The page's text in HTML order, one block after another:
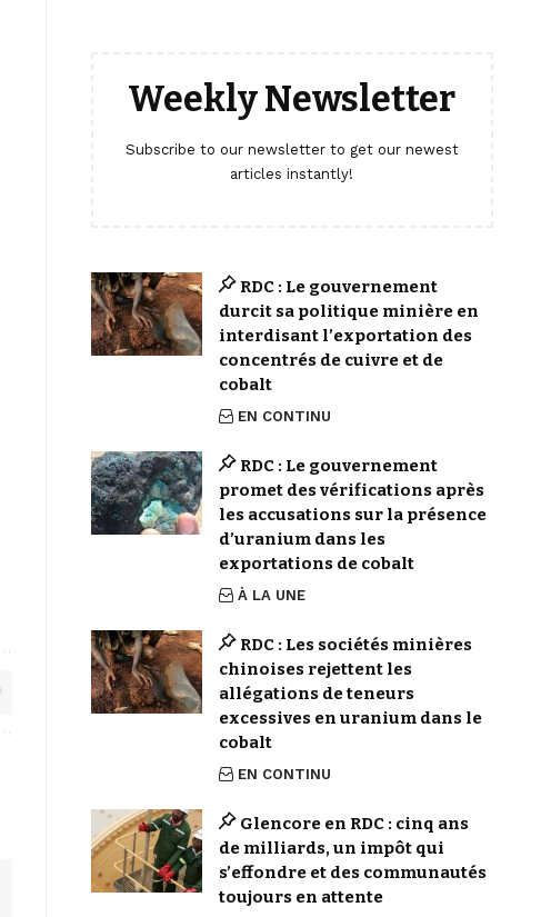
Weekly Newsletter
Subscribe to our newsletter to get our newest
articles instantly!
RDC : Le gouvernement
durcit sa politique minière en
interdisant l’exportation des
concentrés de cuivre et de
cobalt
EN CONTINU
RDC : Le gouvernement
promet des vérifications après
les accusations sur la présence
d’uranium dans les
exportations de cobalt
À LA UNE
RDC : Les sociétés minières
chinoises rejettent les
allégations de teneurs
excessives en uranium dans le
cobalt
EN CONTINU
Glencore en RDC : cinq ans
de milliards, un impôt qui
s’effondre et des communautés
toujours en attente